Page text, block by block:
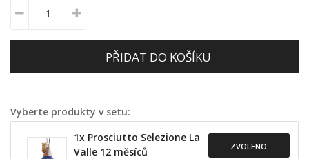
PŘIDAT DO KOŠÍKU
Vyberte produkty v setu:
1x Prosciutto Selezione La
Valle 12 měsíců
ZVOLENO